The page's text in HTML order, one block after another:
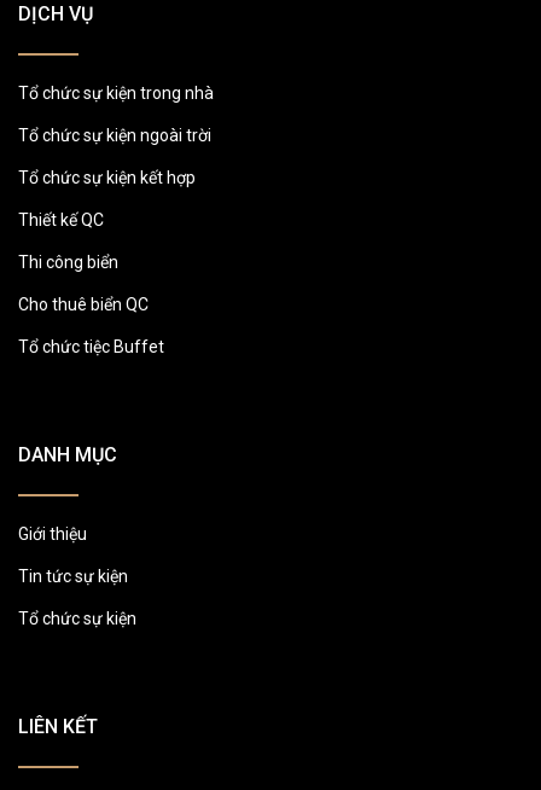
DỊCH VỤ
Tổ chức sự kiện trong nhà
Tổ chức sự kiện ngoài trời
Tổ chức sự kiện kết hợp
Thiết kế QC
Thi công biển
Cho thuê biển QC
Tổ chức tiệc Buffet
DANH MỤC
Giới thiệu
Tin tức sự kiện
Tổ chức sự kiện
LIÊN KẾT